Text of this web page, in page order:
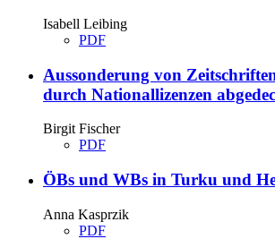
Isabell Leibing
PDF
Aussonderung von
durch Nationallizenzen
Birgit Fischer
PDF
ÖBs und WBs in Turku und
Anna Kasprzik
PDF